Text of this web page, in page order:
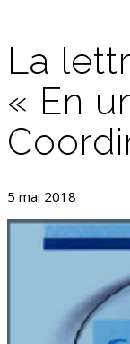
La
« En
5 mai 2018